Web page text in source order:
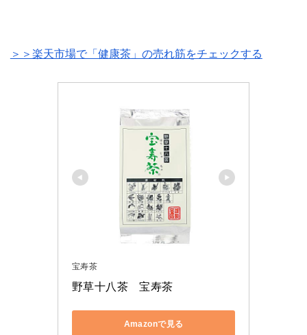
＞＞楽天市場で「健康茶」の売れ筋をチェックする
宝寿茶
野草十八茶　宝寿茶
Amazonで見る